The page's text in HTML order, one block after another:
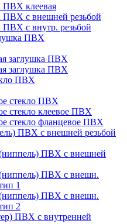
ПВХ клеевая
ПВХ с внешней резьбой
ПВХ с внутр. резьбой
ПВХ
заглушка ПВХ
заглушка ПВХ
ПВХ
стекло ПВХ
стекло клеевое ПВХ
стекло фланцевое ПВХ
ПВХ с внешней резьбой
ПВХ с внешней
ПВХ с внешн.
1
ПВХ с внешн.
2
ПВХ с внутренней